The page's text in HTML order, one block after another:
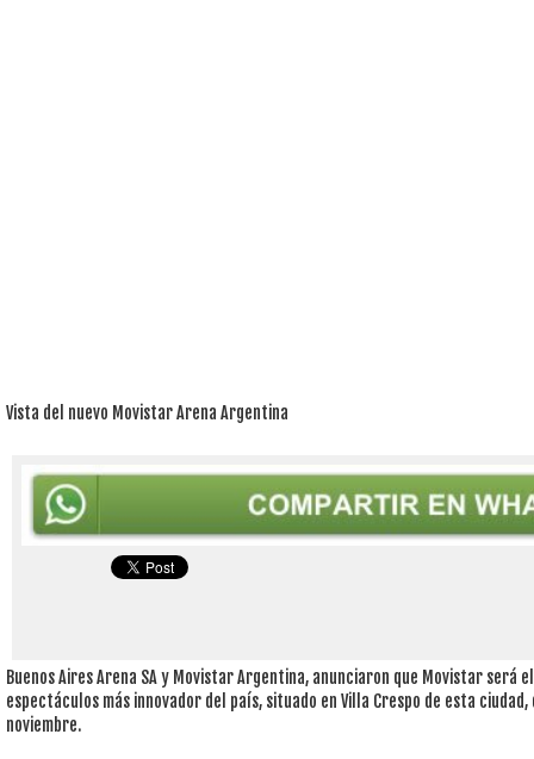
Vista del nuevo Movistar Arena Argentina
Buenos Aires Arena SA y Movistar Argentina, anunciaron que Movistar será
espectáculos más innovador del país, situado en Villa Crespo de esta
noviembre.